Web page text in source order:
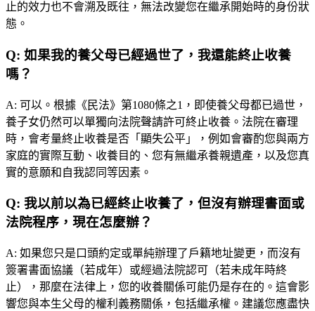
止的效力也不會溯及既往，無法改變您在繼承開始時的身份狀
態。
Q: 如果我的養父母已經過世了，我還能終止收養
嗎？
A: 可以。根據《民法》第1080條之1，即使養父母都已過世，
養子女仍然可以單獨向法院聲請許可終止收養。法院在審理
時，會考量終止收養是否「顯失公平」，例如會審酌您與兩方
家庭的實際互動、收養目的、您有無繼承養親遺產，以及您真
實的意願和自我認同等因素。
Q: 我以前以為已經終止收養了，但沒有辦理書面或
法院程序，現在怎麼辦？
A: 如果您只是口頭約定或單純辦理了戶籍地址變更，而沒有
簽署書面協議（若成年）或經過法院認可（若未成年時終
止），那麼在法律上，您的收養關係可能仍是存在的。這會影
響您與本生父母的權利義務關係，包括繼承權。建議您應盡快